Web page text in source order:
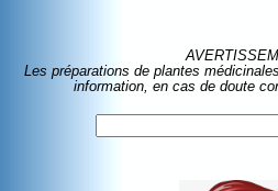
Les préparations de plantes
information, en cas de doute